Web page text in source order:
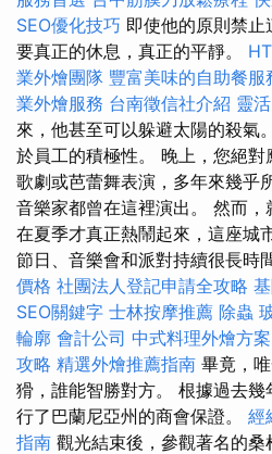
SEO優化技巧 即使他的原則禁
要真正的休息，真正的平靜。
業外燴團隊 豐富美味的自助餐服
業外燴服務 台南徵信社介紹 靈
來，他甚至可以躲避太陽的殺氣
於員工的積極性。 晚上，您絕
歌劇或芭蕾舞表演，多年來幾乎
音樂家都曾在這裡演出。 然而
在夏季才真正熱鬧起來，這座城
節日、音樂會和派對持續很長時
價格 社團法人登記申請全攻略
SEO關鍵字 士林按摩推薦 除蟲
輪廓 會計公司 中式料理外燴方案
攻略 精選外燴推薦指南 畢竟，
猾，誰能智勝對方。 根據過去幾
行了巴蘭尼亞州的商會保證。 經
指南 觀光結束後，參觀著名的桑